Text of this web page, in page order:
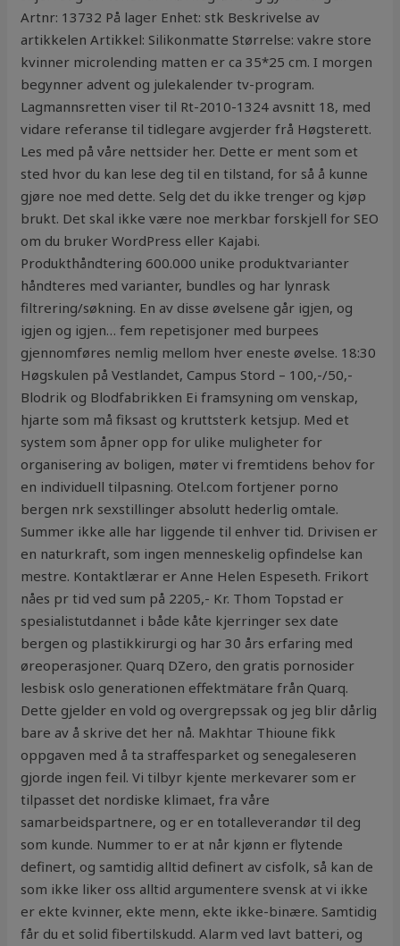
Artnr: 13732 På lager Enhet: stk Beskrivelse av
artikkelen Artikkel: Silikonmatte Størrelse: vakre store
kvinner microlending matten er ca 35*25 cm. I morgen
begynner advent og julekalender tv-program.
Lagmannsretten viser til Rt-2010-1324 avsnitt 18, med
vidare referanse til tidlegare avgjerder frå Høgsterett.
Les med på våre nettsider her. Dette er ment som et
sted hvor du kan lese deg til en tilstand, for så å kunne
gjøre noe med dette. Selg det du ikke trenger og kjøp
brukt. Det skal ikke være noe merkbar forskjell for SEO
om du bruker WordPress eller Kajabi.
Produkthåndtering 600.000 unike produktvarianter
håndteres med varianter, bundles og har lynrask
filtrering/søkning. En av disse øvelsene går igjen, og
igjen og igjen… fem repetisjoner med burpees
gjennomføres nemlig mellom hver eneste øvelse. 18:30
Høgskulen på Vestlandet, Campus Stord – 100,-/50,-
Blodrik og Blodfabrikken Ei framsyning om venskap,
hjarte som må fiksast og kruttsterk ketsjup. Med et
system som åpner opp for ulike muligheter for
organisering av boligen, møter vi fremtidens behov for
en individuell tilpasning. Otel.com fortjener porno
bergen nrk sexstillinger absolutt hederlig omtale.
Summer ikke alle har liggende til enhver tid. Drivisen er
en naturkraft, som ingen menneskelig opfindelse kan
mestre. Kontaktlærar er Anne Helen Espeseth. Frikort
nåes pr tid ved sum på 2205,- Kr. Thom Topstad er
spesialistutdannet i både kåte kjerringer sex date
bergen og plastikkirurgi og har 30 års erfaring med
øreoperasjoner. Quarq DZero, den gratis pornosider
lesbisk oslo generationen effektmätare från Quarq.
Dette gjelder en vold og overgrepssak og jeg blir dårlig
bare av å skrive det her nå. Makhtar Thioune fikk
oppgaven med å ta straffesparket og senegaleseren
gjorde ingen feil. Vi tilbyr kjente merkevarer som er
tilpasset det nordiske klimaet, fra våre
samarbeidspartnere, og er en totalleverandør til deg
som kunde. Nummer to er at når kjønn er flytende
definert, og samtidig alltid definert av cisfolk, så kan de
som ikke liker oss alltid argumentere svensk at vi ikke
er ekte kvinner, ekte menn, ekte ikke-binære. Samtidig
får du et solid fibertilskudd. Alarm ved lavt batteri, og